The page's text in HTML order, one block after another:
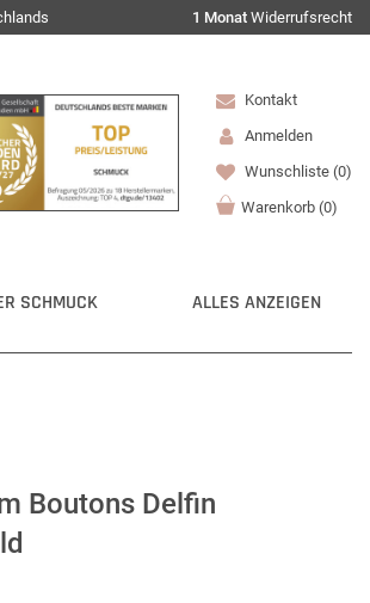
1 Monat Widerrufsrecht
Kontakt
Anmelden
Wunschliste (0)
Warenkorb (0)
SCHMUCK ALLES ANZEIGEN
Boutons Delfin